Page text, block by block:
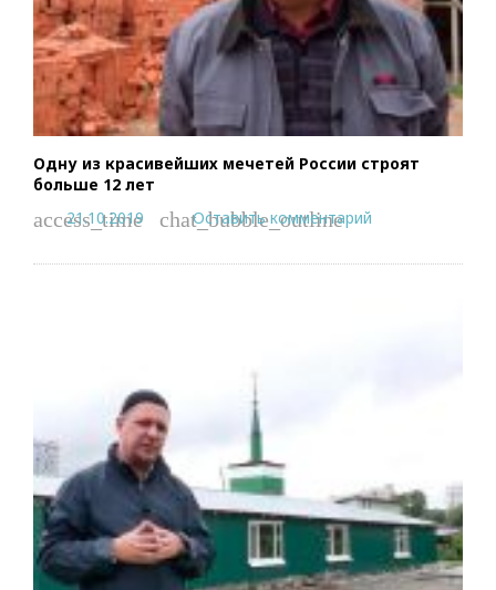
Одну из красивейших мечетей России строят
больше 12 лет
access_time
21.10.2019 chat_bubble_outline
Оставить комментарий